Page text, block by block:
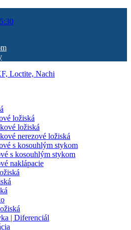
ložiská
ložiská
nerezové ložiská
s kosouhlým stykom
s kosouhlým stykom
naklápacie
| Diferenciál